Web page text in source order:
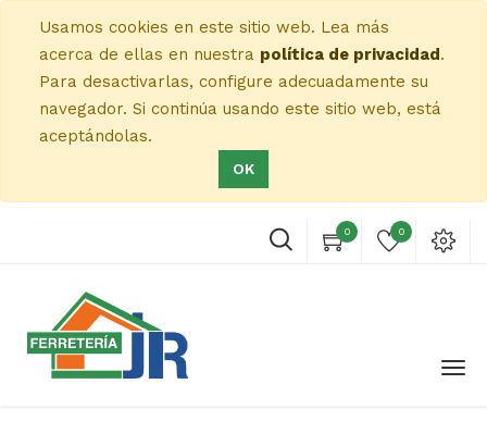
Usamos cookies en este sitio web. Lea más
acerca de ellas en nuestra política de privacidad.
Para desactivarlas, configure adecuadamente su
navegador. Si continúa usando este sitio web, está
aceptándolas.
OK
0 0